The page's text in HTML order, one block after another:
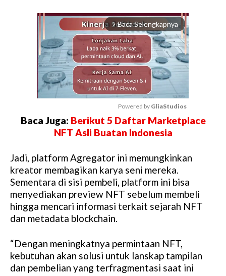
arrow_forward_ios Baca Selengkapnya
M
u
e
Powered by GliaStudios
Baca Juga: Berikut 5 Daftar Marketplace
NFT Asli Buatan Indonesia
Jadi, platform Agregator ini memungkinkan
kreator membagikan karya seni mereka.
Sementara di sisi pembeli, platform ini bisa
menyediakan preview NFT sebelum membeli
hingga mencari informasi terkait sejarah NFT
dan metadata blockchain.
“Dengan meningkatnya permintaan NFT,
kebutuhan akan solusi untuk lanskap tampilan
dan pembelian yang terfragmentasi saat ini